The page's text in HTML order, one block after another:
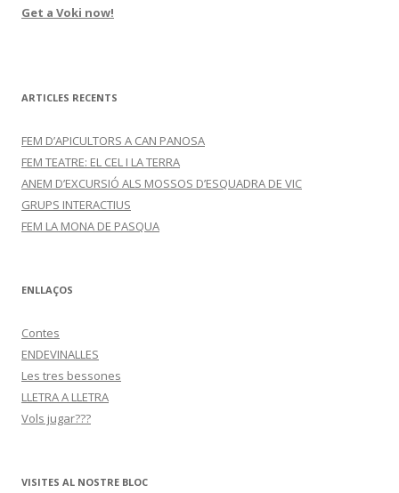
Get a Voki now!
ARTICLES RECENTS
FEM D’APICULTORS A CAN PANOSA
FEM TEATRE: EL CEL I LA TERRA
ANEM D’EXCURSIÓ ALS MOSSOS D’ESQUADRA DE VIC
GRUPS INTERACTIUS
FEM LA MONA DE PASQUA
ENLLAÇOS
Contes
ENDEVINALLES
Les tres bessones
LLETRA A LLETRA
Vols jugar???
VISITES AL NOSTRE BLOC